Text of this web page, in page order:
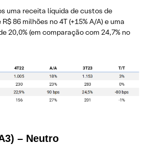
uma receita líquida de custos de
86 milhões no 4T (+15% A/A) e uma
20,0% (em comparação com 24,7% no
– Neutro